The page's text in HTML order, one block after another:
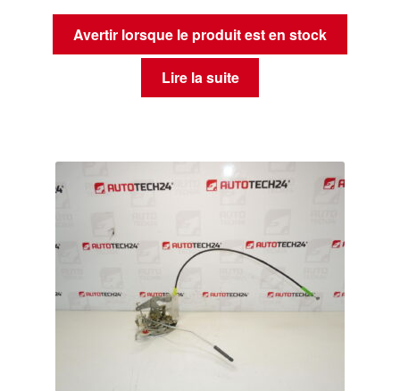
Avertir lorsque le produit est en stock
Lire la suite